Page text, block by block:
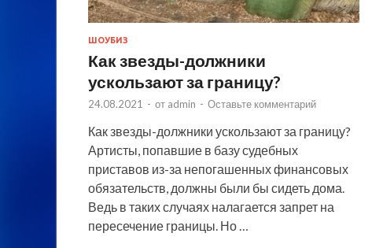
ШОУБИЗ
Как звезды-должники
ускользают за границу?
24.08.2021 - от admin - Оставьте комментарий
Как звезды-должники ускользают за границу?
Артисты, попавшие в базу судебных
приставов из-за непогашенных финансовых
обязательств, должны были бы сидеть дома.
Ведь в таких случаях налагается запрет на
пересечение границы. Но …